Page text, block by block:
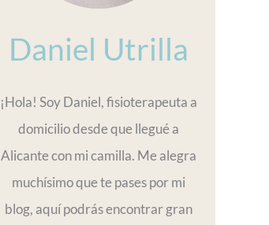
Daniel Utrilla
¡Hola! Soy Daniel, fisioterapeuta a
domicilio desde que llegué a
Alicante con mi camilla. Me alegra
muchísimo que te pases por mi
blog, aquí podrás encontrar gran